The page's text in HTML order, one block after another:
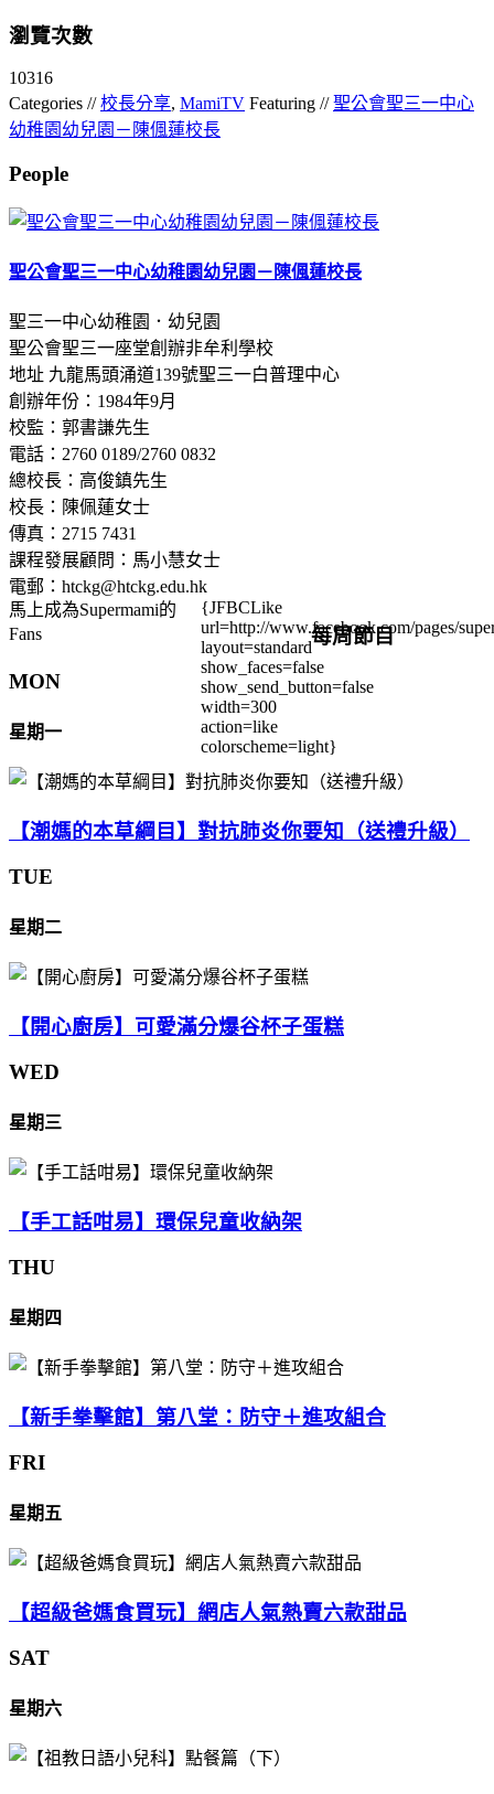
瀏覽次數
10316
Categories //校長分享, MamiTV Featuring //聖公會聖三一中心
幼稚園幼兒園－陳偑蓮校長
People
聖公會聖三一中心幼稚園幼兒園－陳偑蓮校長
聖三一中心幼稚園．幼兒園
聖公會聖三一座堂創辦非牟利學校
地址 九龍馬頭涌道139號聖三一白普理中心
創辦年份：1984年9月
校監：郭書謙先生
電話：2760 0189/2760 0832
總校長：高俊鎮先生
校長：陳佩蓮女士
傳真：2715 7431
課程發展顧問：馬小慧女士
電郵：htckg@htckg.edu.hk
馬上成為Supermami的
Fans
{JFBCLike
url=http://www.facebook.com/pages/
layout=standard
show_faces=false
show_send_button=false
width=300
action=like
colorscheme=light}
每周節目
MON
星期一
【潮媽的本草綱目】對抗肺炎你要知（送禮升級）
TUE
星期二
【開心廚房】可愛滿分爆谷杯子蛋糕
WED
星期三
【手工話咁易】環保兒童收納架
THU
星期四
【新手拳擊館】第八堂：防守＋進攻組合
FRI
星期五
【超級爸媽食買玩】網店人氣熱賣六款甜品
SAT
星期六